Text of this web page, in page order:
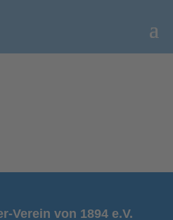
Verein von 1894 e.V.